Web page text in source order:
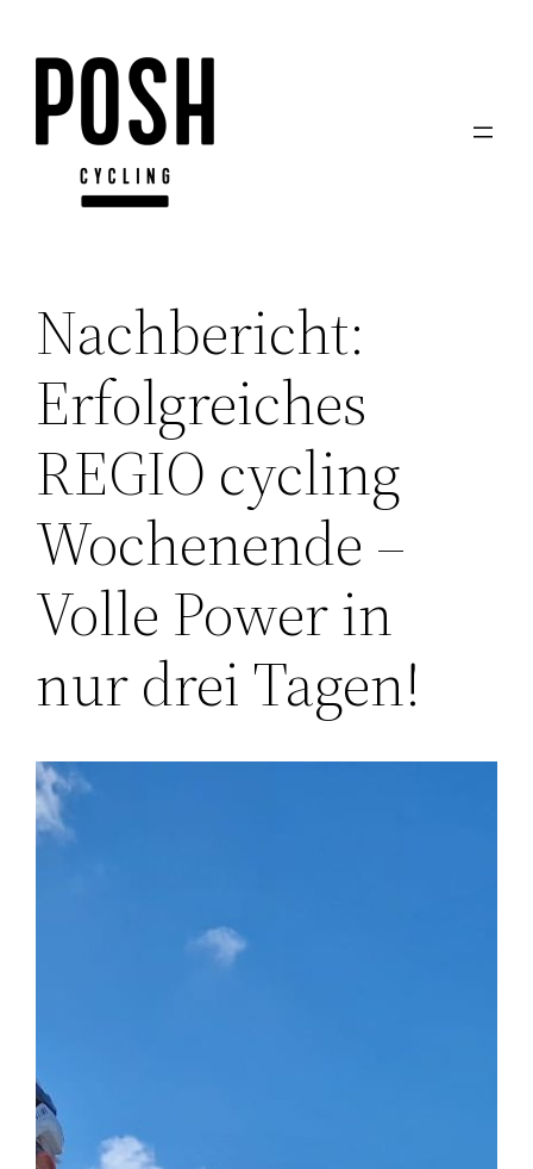
Inhalt
springen
Nachbericht:
Erfolgreiches
REGIO cycling
Wochenende –
Volle Power in
nur drei Tagen!